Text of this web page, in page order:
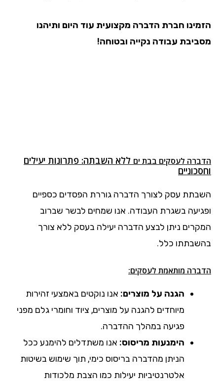
הזמינו חברת הדברה מקצועית עוד היום ותיהנו
מסביבת עבודה נקייה ובטוחה!
הדברה לעסקים בבת ים ללא השבתה: פתרונות יעילים
וחסכוניים
השבתת עסק לצורך הדברה גוררת הפסדים כספיים
ופגיעה בשגרת העבודה. אנו שמחים לבשר שברוב
המקרים ניתן לבצע הדברה יעילה בעסק ללא צורך
בהשבתתו כלל.
הדברה מותאמת לעסקים:
הגנה על מוצרים: אנו נוקטים באמצעי זהירות
מיוחדים להגנה על מוצרים, ציוד וחומרי גלם מפני
פגיעה במהלך ההדברה.
הימנעות מריסוס: אנו משתדלים להימנע ככל
הניתן מהדברה בריסוס כימי, תוך שימוש בשיטות
אלטרנטיביות יעילות כמו הצבת מלכודות